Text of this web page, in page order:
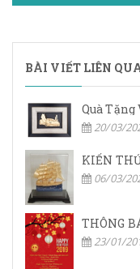
BÀI VIẾT LIÊN
20/03/
KIẾN
06/03/
23/01/